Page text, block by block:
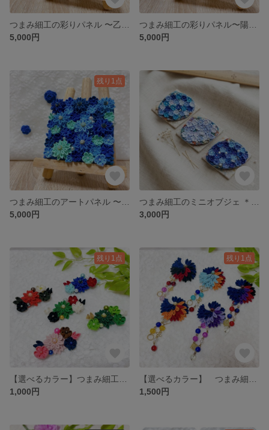
5,000円
5,000円
残り1点
5,000円
3,000円
残り1点
1,000円
残り1点
1,500円